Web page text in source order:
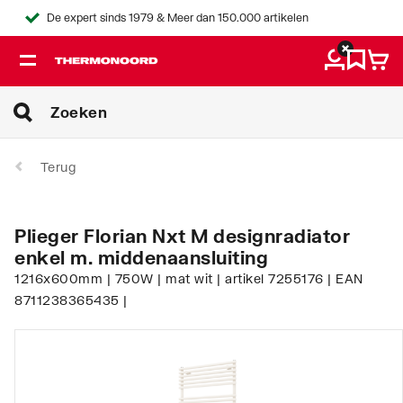
De expert sinds 1979 & Meer dan 150.000 artikelen
Terug
Plieger Florian Nxt M designradiator
enkel m. middenaansluiting
1216x600mm | 750W | mat wit | artikel 7255176 | EAN
8711238365435 |